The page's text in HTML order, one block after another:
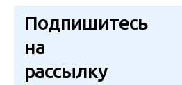
Подпишитесь
на
рассылку